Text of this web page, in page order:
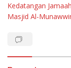
Kedatangan
Masjid Al-